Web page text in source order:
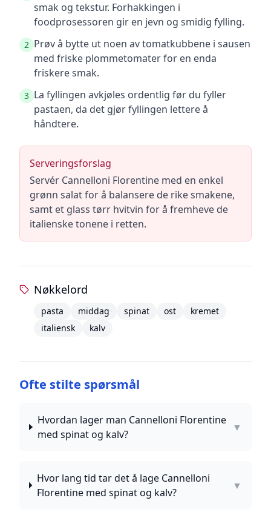
smak og tekstur. Forhakkingen i
foodprosessoren gir en jevn og smidig fylling.
2 Prøv å bytte ut noen av tomatkubbene i sausen
med friske plommetomater for en enda
friskere smak.
3 La fyllingen avkjøles ordentlig før du fyller
pastaen, da det gjør fyllingen lettere å
håndtere.
Serveringsforslag
Servér Cannelloni Florentine med en enkel
grønn salat for å balansere de rike smakene,
samt et glass tørr hvitvin for å fremheve de
italienske tonene i retten.
Nøkkelord
pasta middag spinat ost
kremet
italiensk
kalv
Ofte stilte spørsmål
Hvordan lager man Cannelloni Florentine
med spinat og kalv?
▼
Hvor lang tid tar det å lage Cannelloni
Florentine med spinat og kalv?
▼